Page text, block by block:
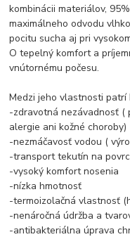
kombinácii materiálov,
maximálneho odvodu
pocitu sucha aj pri
O tepelný komfort a
vnútornému počesu.
Medzi jeho vlastnosti patrí
-zdravotná nezávadnosť (
alergie ani kožné choroby)
-nezmáčavosť vodou (
-transport tekutín na
-vysoký komfort nosenia
-nízka hmotnosť
-termoizolačná vlastnosť
-nenáročná údržba a
-antibakteriálna úprava